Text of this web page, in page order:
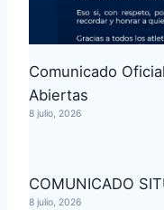
Comunicado
Abiertas
8 julio, 2026
COMUNICADO
8 julio, 2026